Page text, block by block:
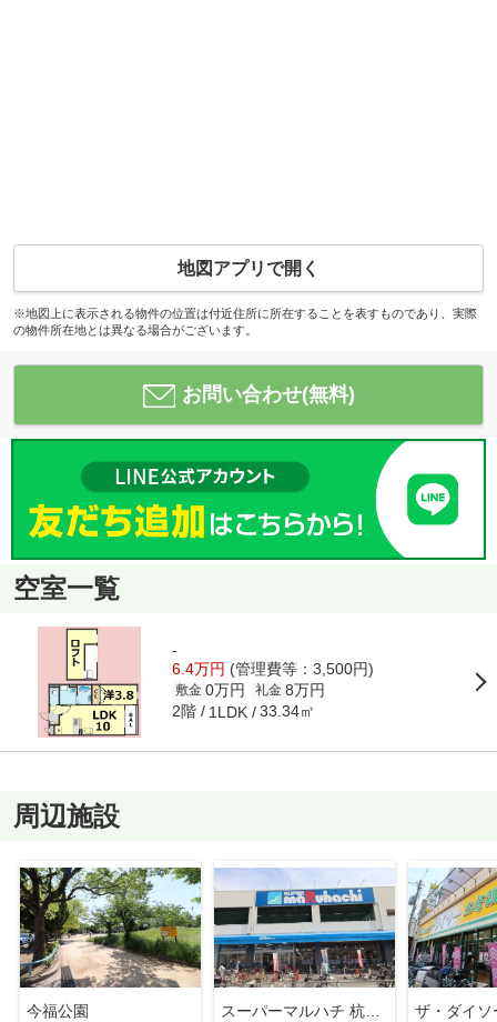
地図アプリで開く
※地図上に表示される物件の位置は付近住所に所在することを表すものであり、実際
の物件所在地とは異なる場合がございます。
お問い合わせ(無料)
空室一覧
-
6.4万円 (管理費等：3,500円)
敷金 0万円 礼金 8万円
2階 1LDK 33.34㎡
周辺施設
今福公園
スーパーマルハチ 杭瀬店